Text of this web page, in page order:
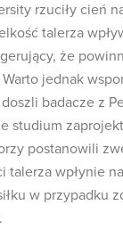
rzuciły cień
talerza
że
jednak
badacze z
studium
postanowili
talerza wpłynie
w przypadku